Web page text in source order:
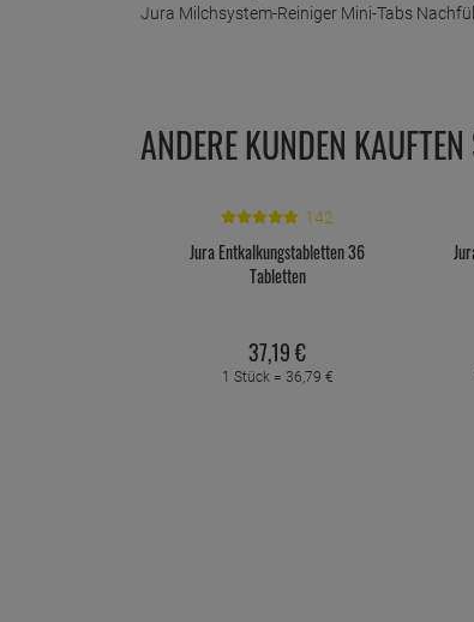
Jura Milchsystem-Reiniger Mini-Tabs
ANDERE KUNDEN KAUFTEN
142
Jura Entkalkungstabletten 36
Tabletten
37,19€
1 Stück = 36, 79 €